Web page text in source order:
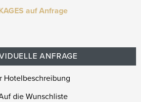
auf Anfrage
ANFRAGE
Hotelbeschreibung
die Wunschliste